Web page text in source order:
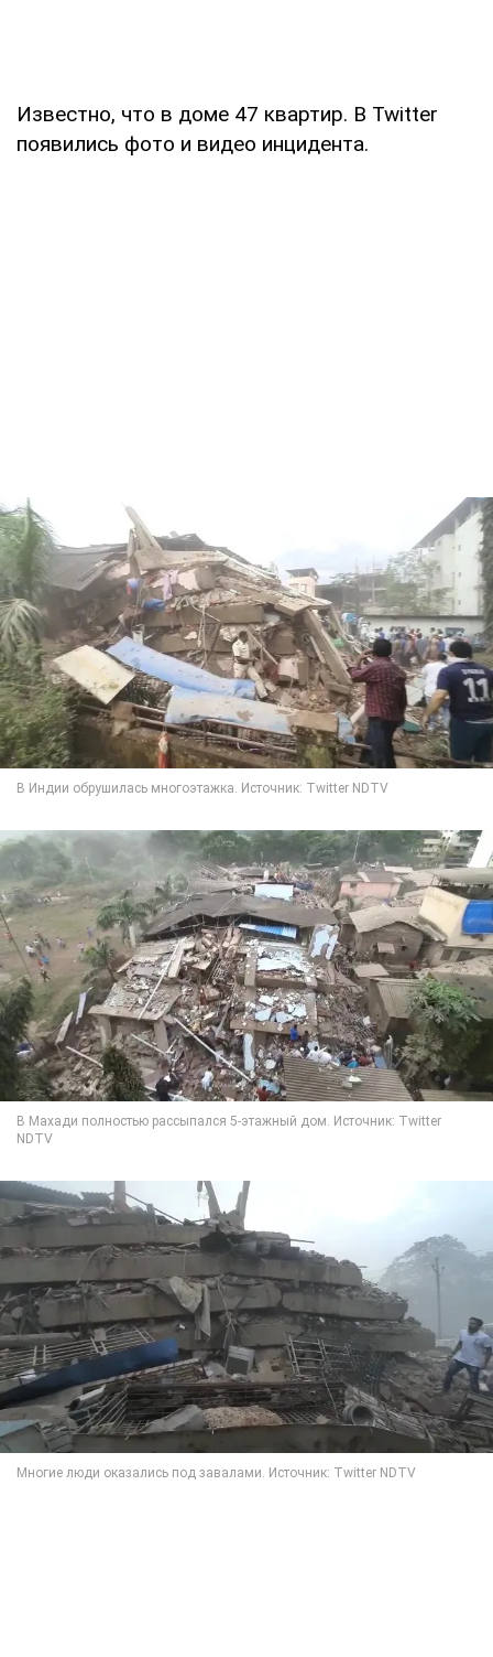
Известно, что в доме 47 квартир. В Twitter
появились фото и видео инцидента.